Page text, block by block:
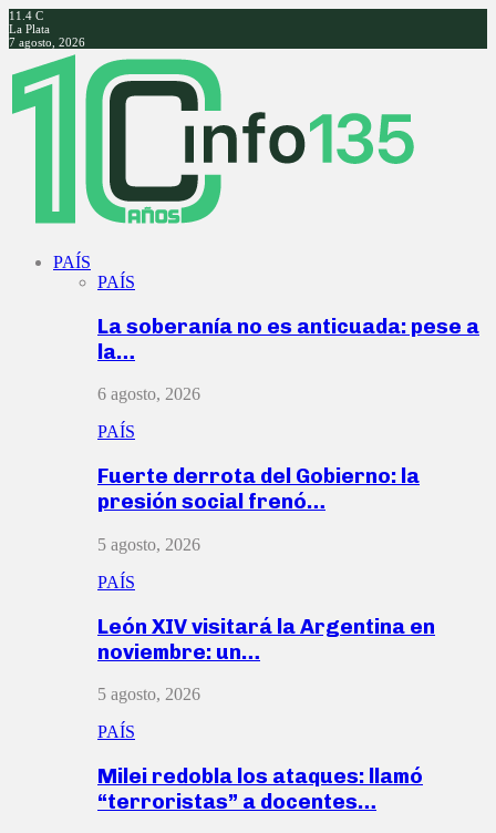
11.4 C
La Plata
7 agosto, 2026
Facebook
Twitter
Instagram
Youtube
PAÍS
PAÍS
La soberanía no es anticuada: pese a
la…
6 agosto, 2026
PAÍS
Fuerte derrota del Gobierno: la
presión social frenó…
5 agosto, 2026
PAÍS
León XIV visitará la Argentina en
noviembre: un…
5 agosto, 2026
PAÍS
Milei redobla los ataques: llamó
“terroristas” a docentes…